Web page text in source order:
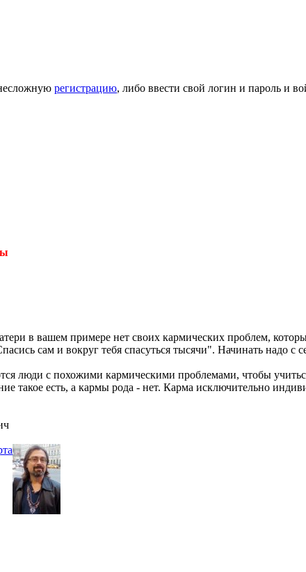
регистрацию, либо ввести свой логин и пароль и
в вашем примере нет своих кармических проблем,
сам и вокруг тебя спасуться тысячи". Начинать надо с
люди с похожими кармическими проблемами, чтобы
такое есть, а кармы рода - нет. Карма исключительно